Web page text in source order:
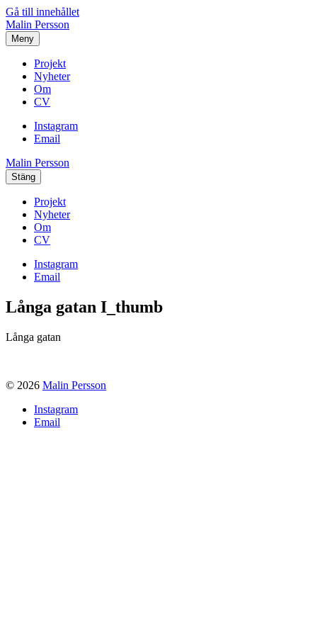
Gå till innehållet
Malin Persson
Meny
Projekt
Nyheter
Om
CV
Instagram
Email
Malin Persson
Stäng
Projekt
Nyheter
Om
CV
Instagram
Email
Långa gatan I_thumb
Långa gatan
© 2026 Malin Persson
Instagram
Email